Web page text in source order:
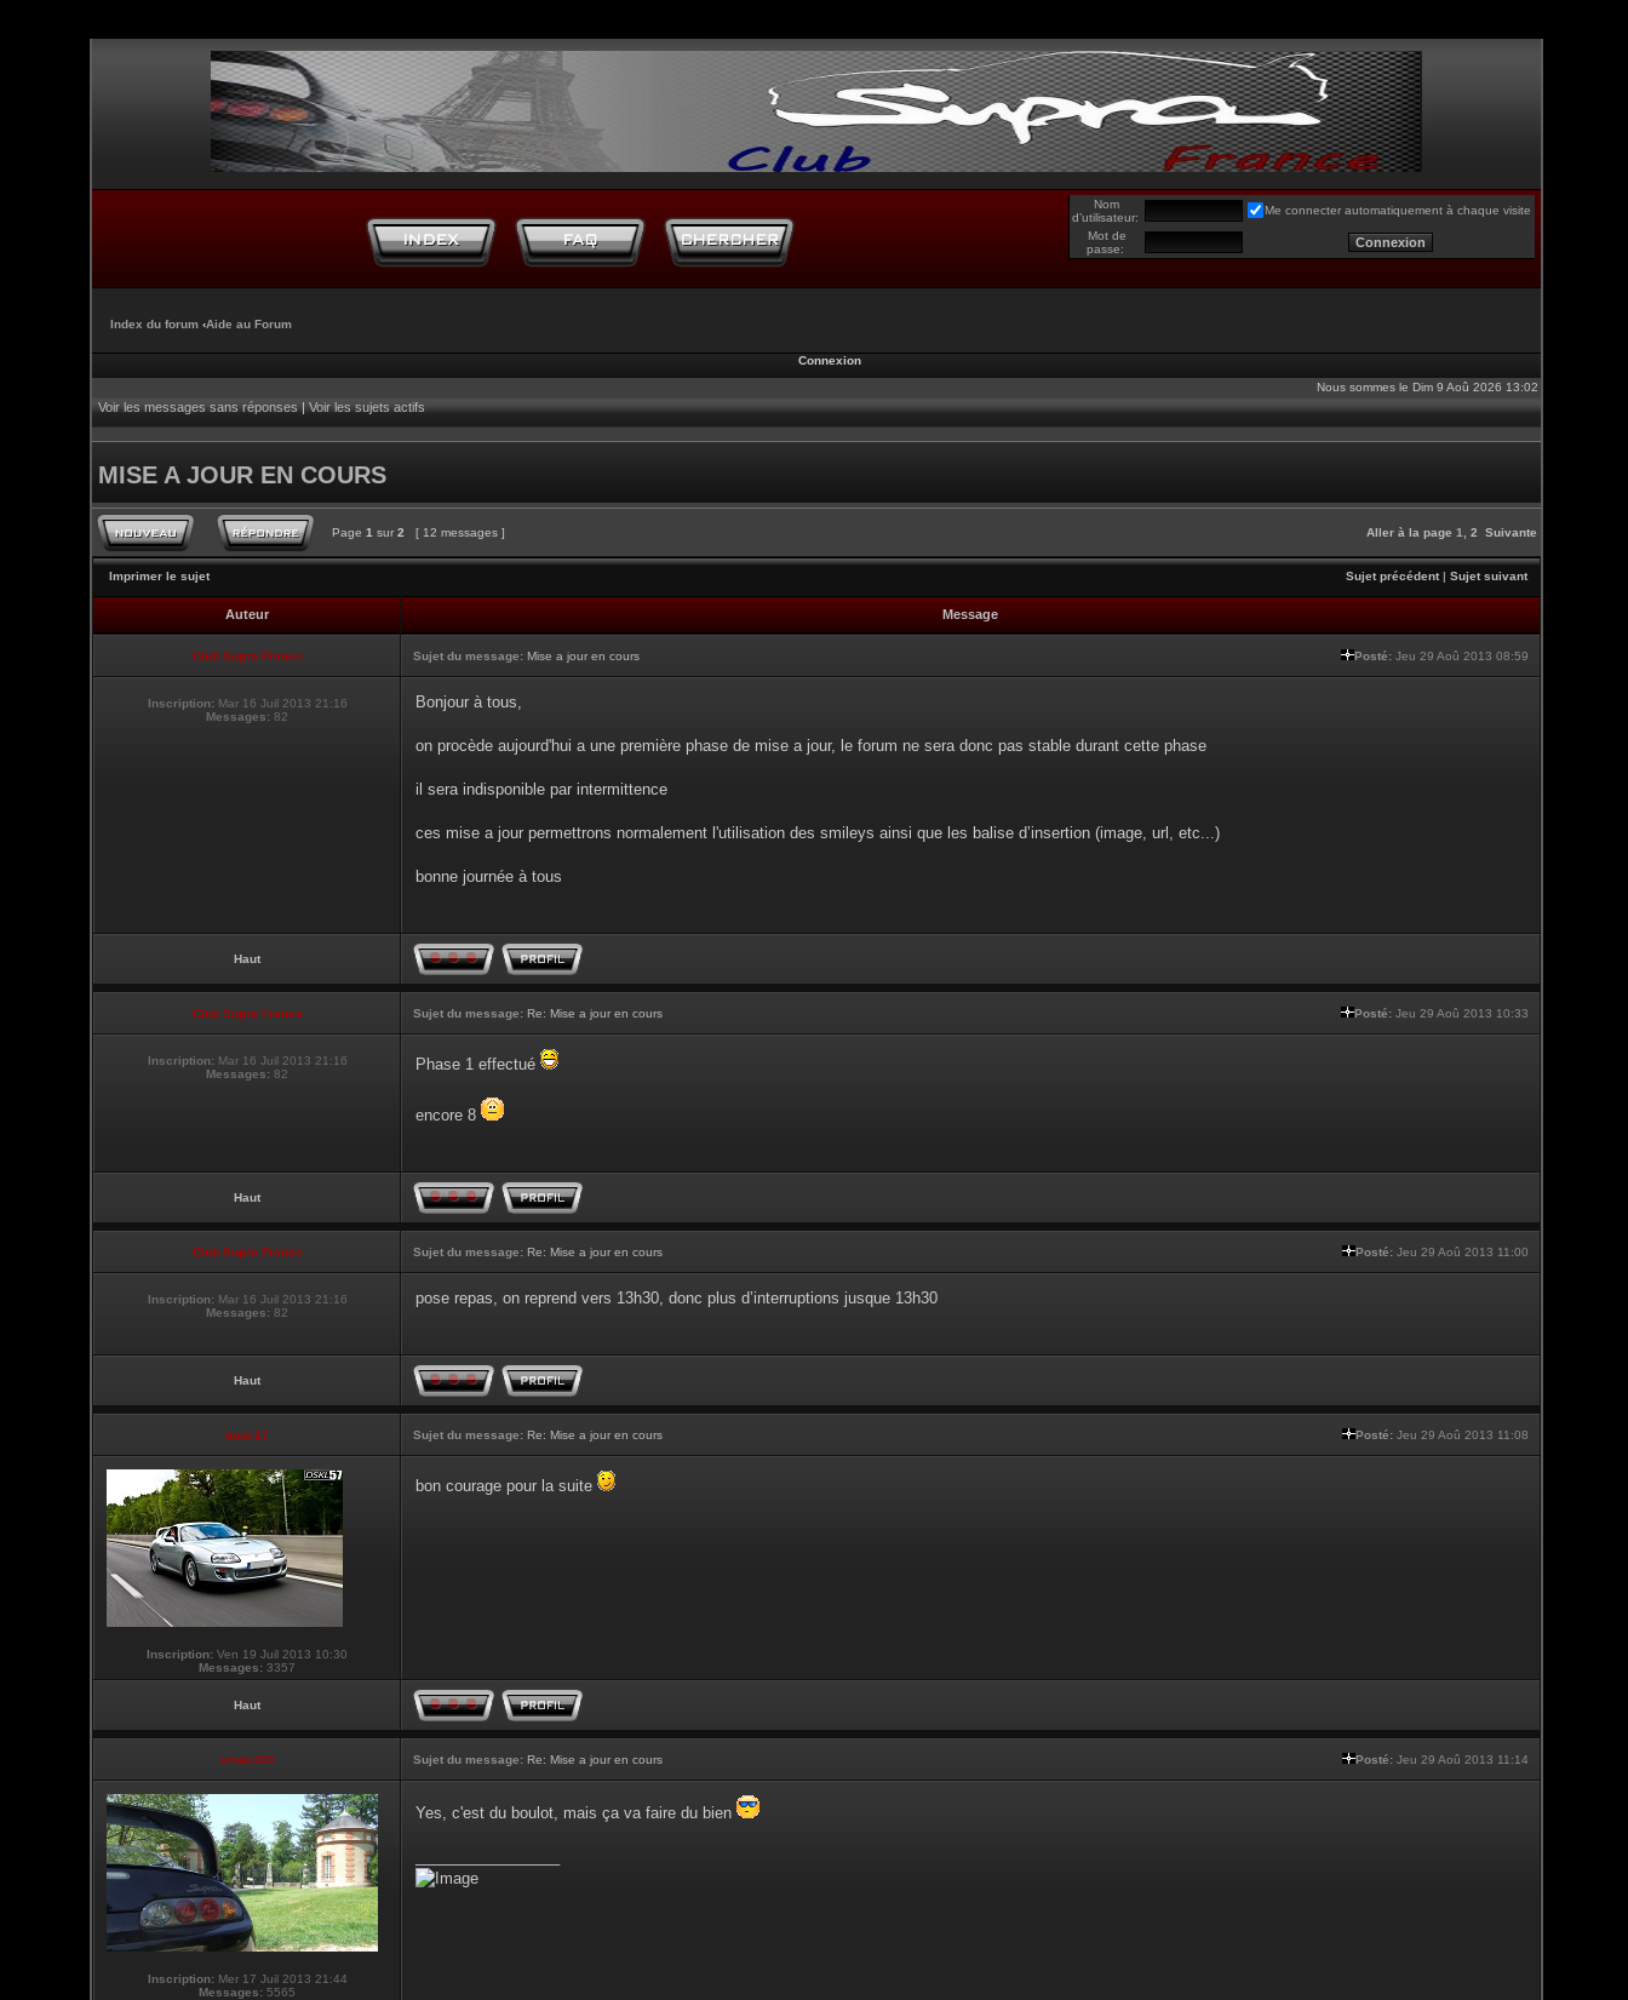
Nom
d’utilisateur:
Me connecter automatiquement à chaque visite
Mot de
passe:
Index du forum ‹Aide au Forum
Connexion
Nous sommes le Dim 9 Aoû 2026 13:02
Voir les messages sans réponses|Voir les sujets actifs
MISE A JOUR EN COURS
Page 1 sur 2 [ 12 messages ] Aller à la page 1 2 Suivante
Imprimer le sujet Sujet précédent| Sujet suivant
Auteur Message
Club Supra France Sujet du message: Mise a jour en cours Posté: Jeu 29 Aoû 2013 08:59
Inscription: Mar 16 Juil 2013 21:16
Messages: 82
Bonjour à tous,
on procède aujourd'hui a une première phase de mise a jour, le forum ne sera donc pas stable durant cette phase
il sera indisponible par intermittence
ces mise a jour permettrons normalement l'utilisation des smileys ainsi que les balise d’insertion (image, url, etc...)
bonne journée à tous
Haut
Club Supra France Sujet du message: Re: Mise a jour en cours Posté: Jeu 29 Aoû 2013 10:33
Inscription: Mar 16 Juil 2013 21:16
Messages: 82
Phase 1 effectué
encore 8
Haut
Club Supra France Sujet du message: Re: Mise a jour en cours Posté: Jeu 29 Aoû 2013 11:00
Inscription: Mar 16 Juil 2013 21:16
Messages: 82
pose repas, on reprend vers 13h30, donc plus d’interruptions jusque 13h30
Haut
touti-17 Sujet du message: Re: Mise a jour en cours Posté: Jeu 29 Aoû 2013 11:08
Inscription: Ven 19 Juil 2013 10:30
Messages: 3357
bon courage pour la suite
Haut
vmax330 Sujet du message: Re: Mise a jour en cours Posté: Jeu 29 Aoû 2013 11:14
Inscription:Mer 17 Juil 2013 21:44
Messages: 5565
Yes, c'est du boulot, mais ça va faire du bien